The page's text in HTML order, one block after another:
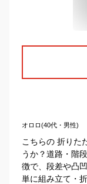
オロロ(40代・男性)
こちらの 折りた
うか？道路・階
徴で、段差や凸
単に組み立て・